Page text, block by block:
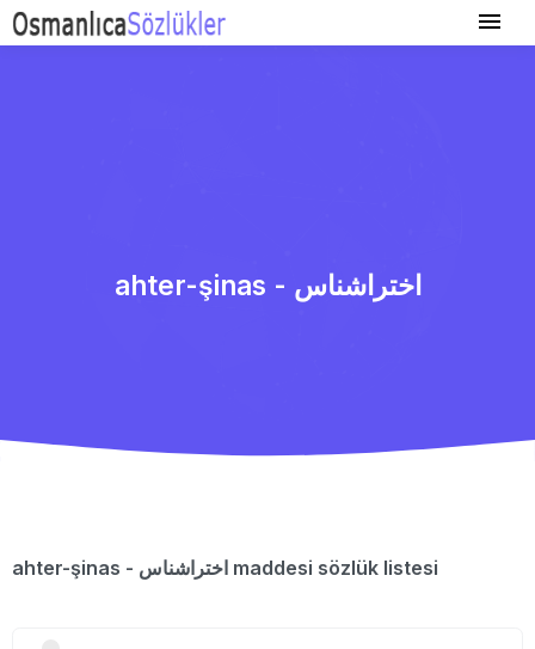
ahter-şinas - اختراشناس
ahter-şinas - اختراشناس maddesi sözlük listesi